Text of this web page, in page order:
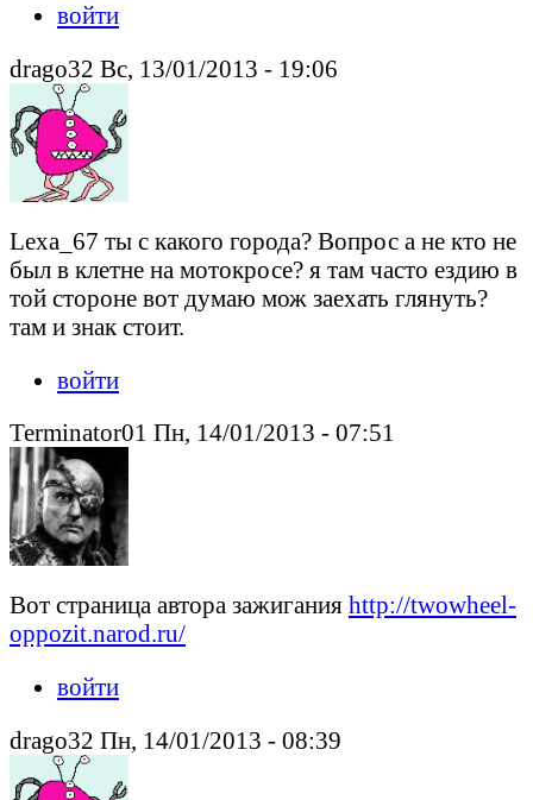
войти
drago32 Вс, 13/01/2013 - 19:06
Lexa_67 ты с какого города? Вопрос а не кто не
был в клетне на мотокросе? я там часто ездию в
той стороне вот думаю мож заехать глянуть?
там и знак стоит.
войти
Terminator01 Пн, 14/01/2013 - 07:51
Вот страница автора зажигания http://twowheel-
oppozit.narod.ru/
войти
drago32 Пн, 14/01/2013 - 08:39